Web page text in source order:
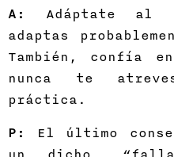
A:
Adáptate al
adaptas
También, confía
nunca te
práctica.
P:
El último